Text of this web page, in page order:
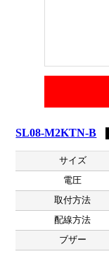
SL08-M2KTN-B
サイズ
電圧
取付方法
配線方法
ブザー